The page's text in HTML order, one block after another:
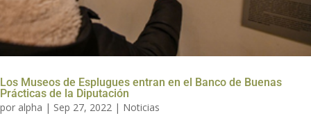
Los Museos de Esplugues entran en el Banco de Buenas
Prácticas de la Diputación
por alpha | Sep 27, 2022 | Noticias